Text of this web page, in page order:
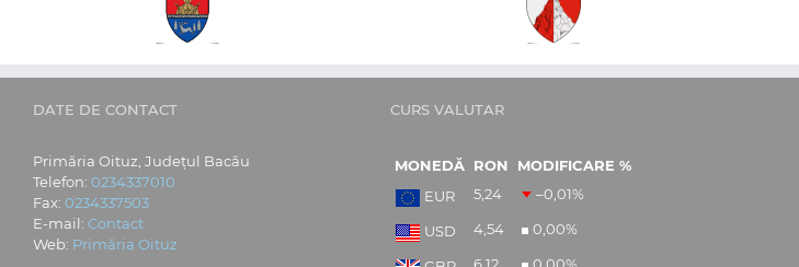
DATE DE CONTACT
Primăria Oituz, Județul Bacău
Telefon: 0234337010
Fax: 0234337503
E-mail: Contact
Web: Primăria Oituz
CURS VALUTAR
MONEDĂ RON
MODIFICARE %
EUR
5,24 –0,01%
USD 4,54 0,00%